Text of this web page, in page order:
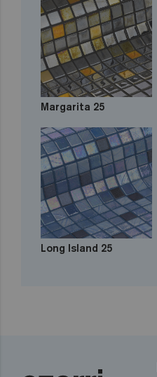
Margarita 25
Long Island 25